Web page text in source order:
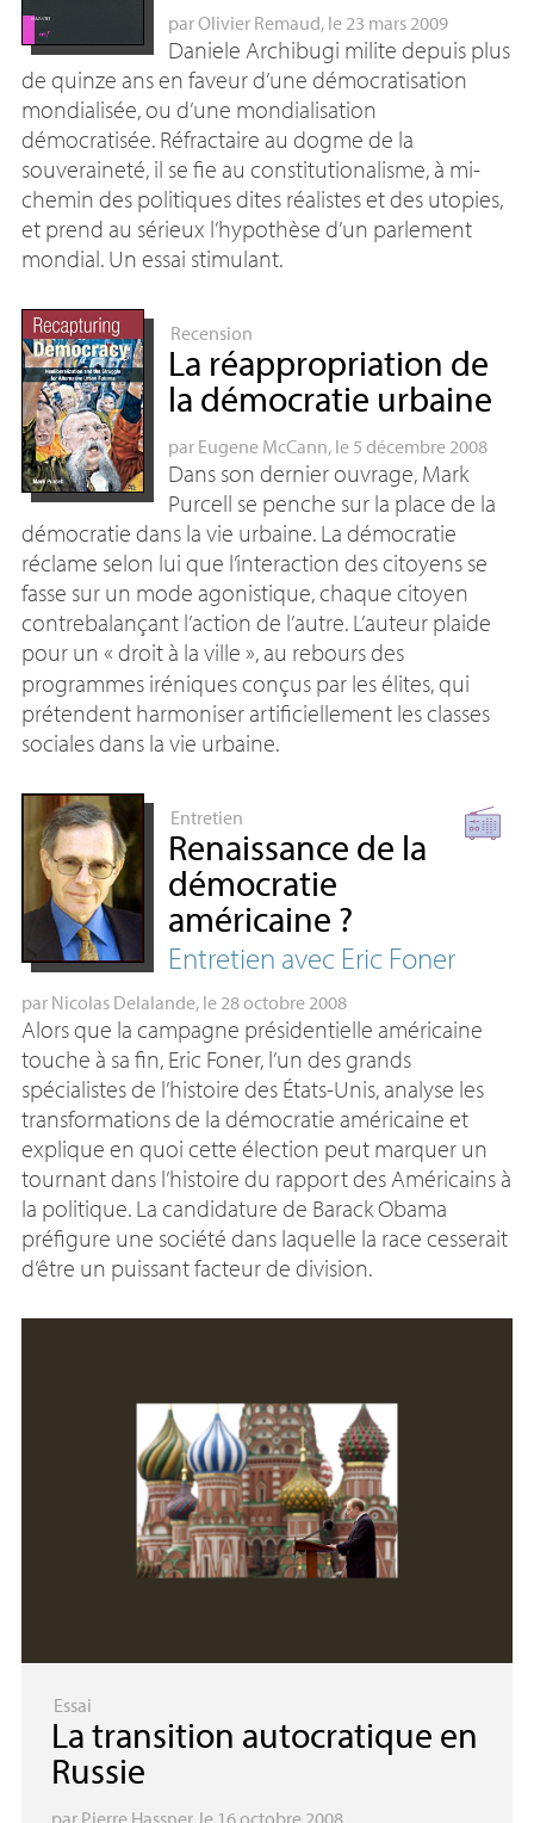
parOlivier Remaud, le 23 mars 2009
Daniele Archibugi milite depuis plus
de quinze ans en faveur d’une démocratisation
mondialisée, ou d’une mondialisation
démocratisée. Réfractaire au dogme de la
souveraineté, il se fie au constitutionalisme, à mi-
chemin des politiques dites réalistes et des utopies,
et prend au sérieux l’hypothèse d’un parlement
mondial. Un essai stimulant.
Recension
La réappropriation de
la démocratie urbaine
par Eugene McCann, le 5 décembre 2008
Dans son dernier ouvrage, Mark
Purcell se penche sur la place de la
démocratie dans la vie urbaine. La démocratie
réclame selon lui que l’interaction des citoyens se
fasse sur un mode agonistique, chaque citoyen
contrebalançant l’action de l’autre. L’auteur plaide
pour un « droit à la ville », au rebours des
programmes iréniques conçus par les élites, qui
prétendent harmoniser artificiellement les classes
sociales dans la vie urbaine.
Entretien
Renaissance de la
démocratie
américaine ?
Entretien avec Eric Foner
par Nicolas Delalande, le 28 octobre 2008
Alors que la campagne présidentielle américaine
touche à sa fin, Eric Foner, l’un des grands
spécialistes de l’histoire des États-Unis, analyse les
transformations de la démocratie américaine et
explique en quoi cette élection peut marquer un
tournant dans l’histoire du rapport des Américains à
la politique. La candidature de Barack Obama
préfigure une société dans laquelle la race cesserait
d’être un puissant facteur de division.
Essai
La transition autocratique en
Russie
par Pierre Hassner, le 16 octobre 2008